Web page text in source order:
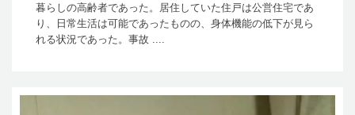
暮らしの高齢者であった。居住していた住戸は公営住宅であ
り、日常生活は可能であったものの、身体機能の低下が見ら
れる状況であった。事故 ....